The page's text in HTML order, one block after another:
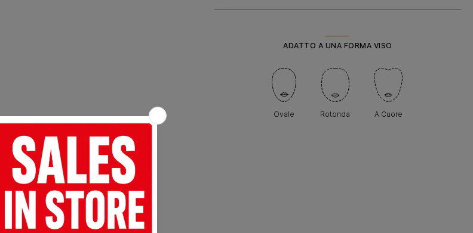
ADATTO A UNA FORMA VISO
Ovale Rotonda A Cuore
ALTRI COLORI